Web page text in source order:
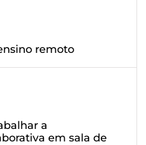
remoto
a
em sala de